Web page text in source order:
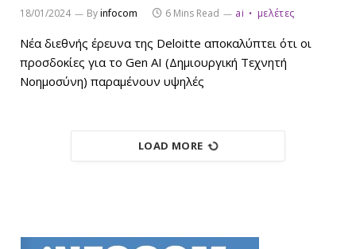
18/01/2024 Byinfocom 6 Mins Read ai μελέτες
Νέα διεθνής έρευνα της Deloitte αποκαλύπτει ότι οι
προσδοκίες για το Gen AI (Δημιουργική Τεχνητή
Νοημοσύνη) παραμένουν υψηλές
LOAD MORE